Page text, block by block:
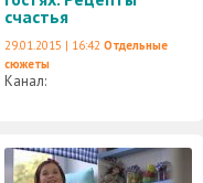
счастья
29.01.2015 | 16:42 Отдельные
сюжеты
Канал: